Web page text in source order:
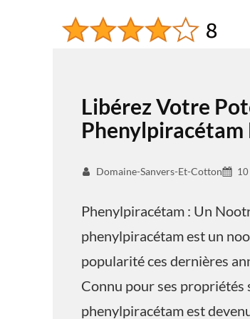
Libérez Votre
Phenylpiracétam
Domaine-Sanvers-Et-Cotton
Phenylpiracétam : Un
phenylpiracétam est un
popularité ces dernières
Connu pour ses
phenylpiracétam est